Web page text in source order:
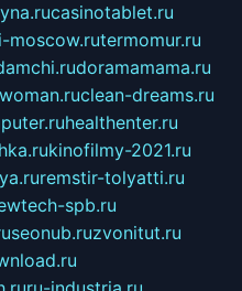
casinotablet.ru
moscow.rutermomur.ru
doramamama.ru
clean-dreams.ru
healthenter.ru
kinofilmy-2021.ru
remstir-tolyatti.ru
spb.ru
seonub.ruzvonitut.ru